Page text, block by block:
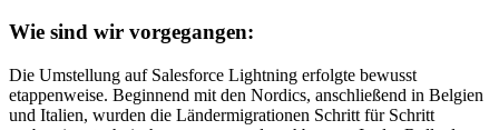
Wie sind wir vorgegangen:
Die Umstellung auf Salesforce Lightning erfolgte bewusst
etappenweise. Beginnend mit den Nordics, anschließend in Belgien
und Italien, wurden die Ländermigrationen Schritt für Schritt